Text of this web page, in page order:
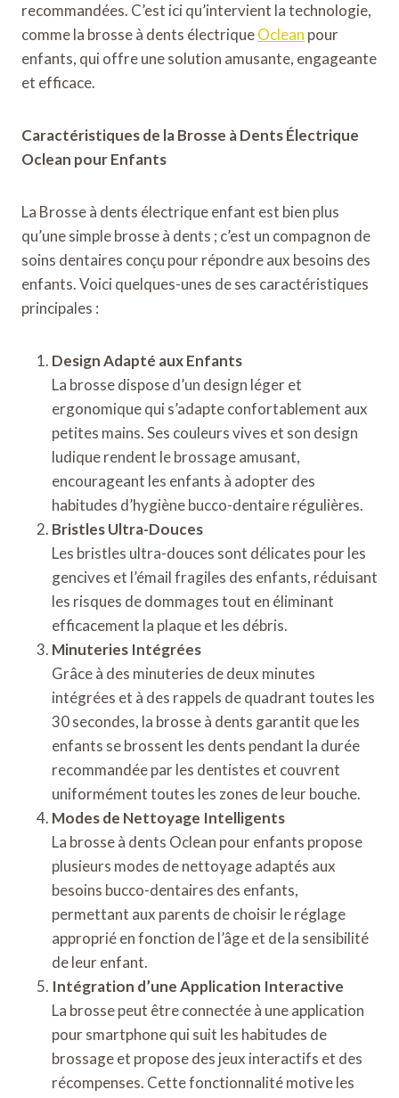
recommandées. C’est ici qu’intervient la technologie,
comme la brosse à dents électriqueOclean pour
enfants, qui offre une solution amusante, engageante
et efficace.
Caractéristiques de la Brosse à Dents Électrique
Oclean pour Enfants
La Brosse à dents électrique enfant est bien plus
qu’une simple brosse à dents ; c’est un compagnon de
soins dentaires conçu pour répondre aux besoins des
enfants. Voici quelques-unes de ses caractéristiques
principales :
Design Adapté aux Enfants
La brosse dispose d’un design léger et
ergonomique qui s’adapte confortablement aux
petites mains. Ses couleurs vives et son design
ludique rendent le brossage amusant,
encourageant les enfants à adopter des
habitudes d’hygiène bucco-dentaire régulières.
Bristles Ultra-Douces
Les bristles ultra-douces sont délicates pour les
gencives et l’émail fragiles des enfants, réduisant
les risques de dommages tout en éliminant
efficacement la plaque et les débris.
Minuteries Intégrées
Grâce à des minuteries de deux minutes
intégrées et à des rappels de quadrant toutes les
30 secondes, la brosse à dents garantit que les
enfants se brossent les dents pendant la durée
recommandée par les dentistes et couvrent
uniformément toutes les zones de leur bouche.
Modes de Nettoyage Intelligents
La brosse à dents Oclean pour enfants propose
plusieurs modes de nettoyage adaptés aux
besoins bucco-dentaires des enfants,
permettant aux parents de choisir le réglage
approprié en fonction de l’âge et de la sensibilité
de leur enfant.
Intégration d’une Application Interactive
La brosse peut être connectée à une application
pour smartphone qui suit les habitudes de
brossage et propose des jeux interactifs et des
récompenses. Cette fonctionnalité motive les